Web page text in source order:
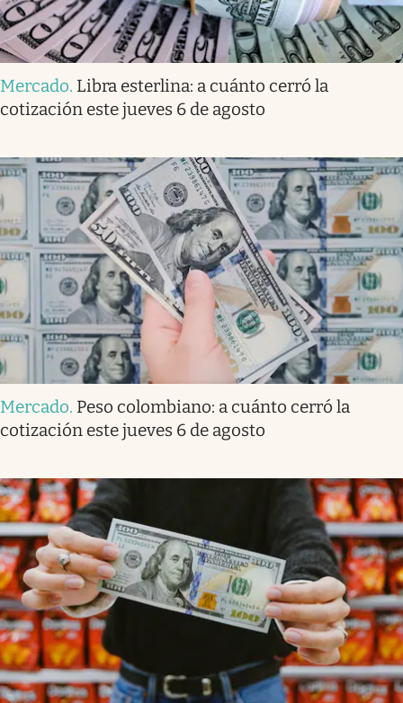
Mercado. Libra esterlina: a cuánto cerró la
cotización este jueves 6 de agosto
Mercado. Peso colombiano: a cuánto cerró la
cotización este jueves 6 de agosto